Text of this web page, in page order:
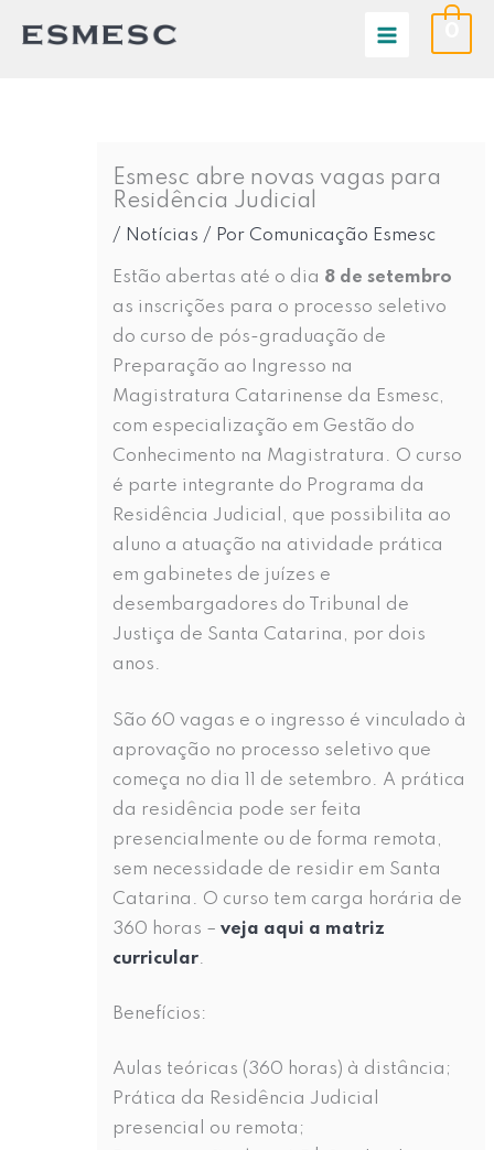
para
Esmesc abre novas vagas para
Residência Judicial
/ Notícias / Por Comunicação Esmesc
Estão abertas até o dia 8 de setembro
as inscrições para o processo seletivo
do curso de pós-graduação de
Preparação ao Ingresso na
Magistratura Catarinense da Esmesc,
com especialização em Gestão do
Conhecimento na Magistratura. O curso
é parte integrante do Programa da
Residência Judicial, que possibilita ao
aluno a atuação na atividade prática
em gabinetes de juízes e
desembargadores do Tribunal de
Justiça de Santa Catarina, por dois
anos.
São 60 vagas e o ingresso é vinculado à
aprovação no processo seletivo que
começa no dia 11 de setembro. A prática
da residência pode ser feita
presencialmente ou de forma remota,
sem necessidade de residir em Santa
Catarina. O curso tem carga horária de
360 horas –veja aqui a matriz
curricular.
Benefícios:
Aulas teóricas (360 horas) à distância;
Prática da Residência Judicial
presencial ou remota;